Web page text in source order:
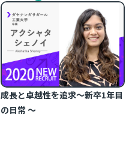
成長と卓越性を追求～新卒1年目
の日常 ～